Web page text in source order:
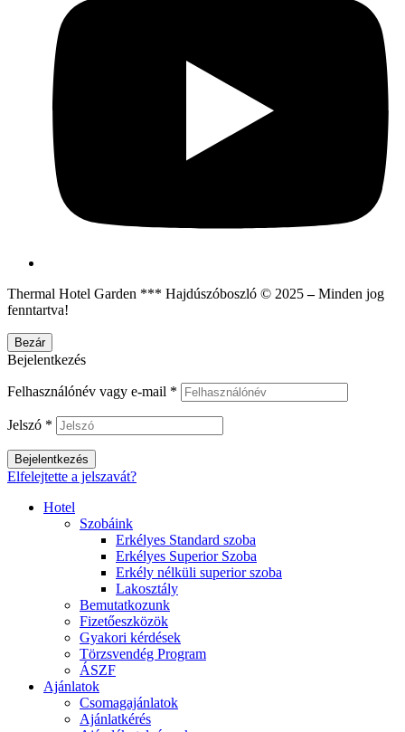
Thermal Hotel Garden *** Hajdúszóboszló © 2025–Minden jog
fenntartva!
Bezár
Bejelentkezés
Felhasználónév vagy e-mail *
Jelszó *
Bejelentkezés
Elfelejtette a jelszavát?
Hotel
Szobáink
Erkélyes Standard szoba
Erkélyes Superior Szoba
Erkély nélküli superior szoba
Lakosztály
Bemutatkozunk
Fizetőeszközök
Gyakori kérdések
Törzsvendég Program
ÁSZF
Ajánlatok
Csomagajánlatok
Ajánlatkérés